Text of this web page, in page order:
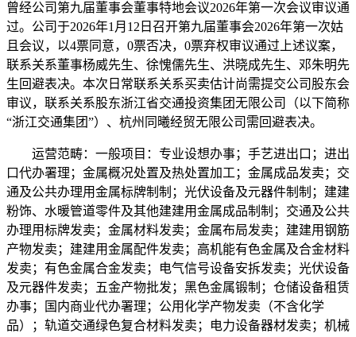
曾经公司第九届董事会董事特地会议2026年第一次会议审议通
过。公司于2026年1月12日召开第九届董事会2026年第一次姑
且会议，以4票同意，0票否决，0票弃权审议通过上述议案，
联系关系董事杨威先生、徐愧儒先生、洪晓成先生、邓朱明先
生回避表决。本次日常联系关系买卖估计尚需提交公司股东会
审议，联系关系股东浙江省交通投资集团无限公司（以下简称
“浙江交通集团”）、杭州同曦经贸无限公司需回避表决。
运营范畴：一般项目：专业设想办事；手艺进出口；进出
口代办署理；金属概况处置及热处置加工；金属成品发卖；交
通及公共办理用金属标牌制制；光伏设备及元器件制制；建建
粉饰、水暖管道零件及其他建建用金属成品制制；交通及公共
办理用标牌发卖；金属材料发卖；金属布局发卖；建建用钢筋
产物发卖；建建用金属配件发卖；高机能有色金属及合金材料
发卖；有色金属合金发卖；电气信号设备安拆发卖；光伏设备
及元器件发卖；五金产物批发；黑色金属锻制；仓储设备租赁
办事；国内商业代办署理；公用化学产物发卖（不含化学
品）；轨道交通绿色复合材料发卖；电力设备器材发卖；机械